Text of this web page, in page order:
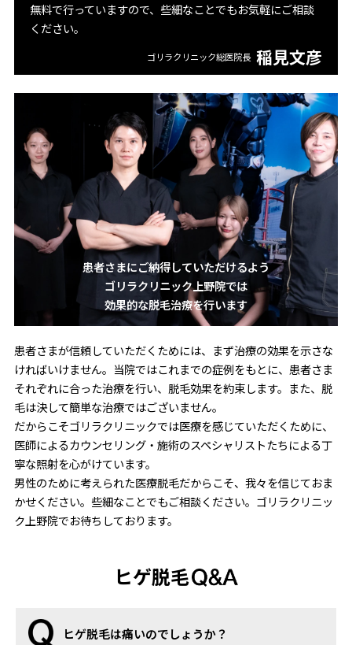
無料で行っていますので、些細なことでもお気軽にご相談
ください。
ゴリラクリニック総医院長 稲見文彦
患者さまにご納得していただけるよう
ゴリラクリニック上野院では
効果的な脱毛治療を行います
患者さまが信頼していただくためには、まず治療の効果を示さな
ければいけません。当院ではこれまでの症例をもとに、患者さま
それぞれに合った治療を行い、脱毛効果を約束します。また、脱
毛は決して簡単な治療ではございません。
だからこそゴリラクリニックでは医療を感じていただくために、
医師によるカウンセリング・施術のスペシャリストたちによる丁
寧な照射を心がけています。
男性のために考えられた医療脱毛だからこそ、我々を信じておま
かせください。些細なことでもご相談ください。ゴリラクリニッ
ク上野院でお待ちしております。
ヒゲ脱毛
ヒゲ脱毛は痛いのでしょうか？